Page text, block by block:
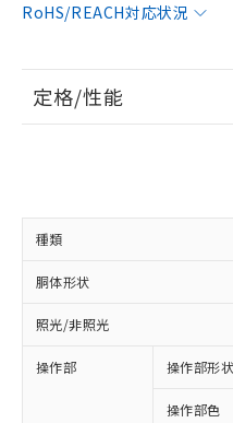
RoHS/REACH対応状況
定格/性能
種類
胴体形状
照光/非照光
操作部 操作部形状
操作部色